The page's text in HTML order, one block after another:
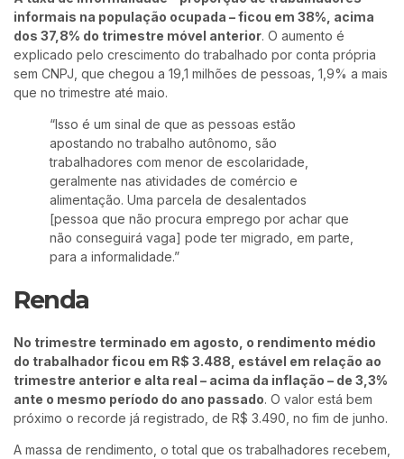
informais na população ocupada – ficou em 38%, acima
dos 37,8% do trimestre móvel anterior. O aumento é
explicado pelo crescimento do trabalhado por conta própria
sem CNPJ, que chegou a 19,1 milhões de pessoas, 1,9% a mais
que no trimestre até maio.
“Isso é um sinal de que as pessoas estão
apostando no trabalho autônomo, são
trabalhadores com menor de escolaridade,
geralmente nas atividades de comércio e
alimentação. Uma parcela de desalentados
[pessoa que não procura emprego por achar que
não conseguirá vaga] pode ter migrado, em parte,
para a informalidade.”
Renda
No trimestre terminado em agosto, o rendimento médio
do trabalhador ficou em R$ 3.488, estável em relação ao
trimestre anterior e alta real – acima da inflação – de 3,3%
ante o mesmo período do ano passado. O valor está bem
próximo o recorde já registrado, de R$ 3.490, no fim de junho.
A massa de rendimento, o total que os trabalhadores recebem,